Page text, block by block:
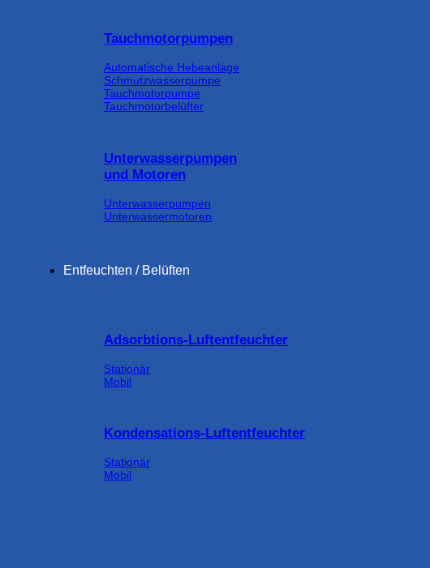
Tauchmotorpumpen
Automatische Hebeanlage
Schmutzwasserpumpe
Tauchmotorpumpe
Tauchmotorbelüfter
Unterwasserpumpen
und Motoren
Unterwasserpumpen
Unterwassermotoren
Entfeuchten / Belüften
Adsorbtions-Luftentfeuchter
Stationär
Mobil
Kondensations-Luftentfeuchter
Stationär
Mobil